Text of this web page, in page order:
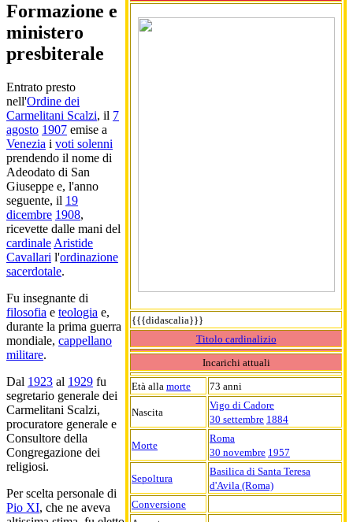
{{{didascalia}}}
Titolo cardinalizio
Incarichi attuali
Età alla morte 73 anni
Nascita
Vigo di Cadore
30 settembre 1884
Morte
Roma
30 novembre 1957
Sepoltura
Basilica di Santa Teresa
d'Avila (Roma)
Conversione
Formazione e
ministero
presbiterale
Entrato presto
nell'Ordine dei
Carmelitani Scalzi, il 7
agosto 1907 emise a
Venezia i voti solenni
prendendo il nome di
Adeodato di San
Giuseppe e, l'anno
seguente, il 19
dicembre 1908,
ricevette dalle mani del
cardinale Aristide
Cavallari l'ordinazione
sacerdotale.
Fu insegnante di
filosofia e teologia e,
durante la prima guerra
mondiale, cappellano
militare.
Dal 1923 al 1929 fu
segretario generale dei
Carmelitani Scalzi,
procuratore generale e
Consultore della
Congregazione dei
religiosi.
Per scelta personale di
Pio XI, che ne aveva